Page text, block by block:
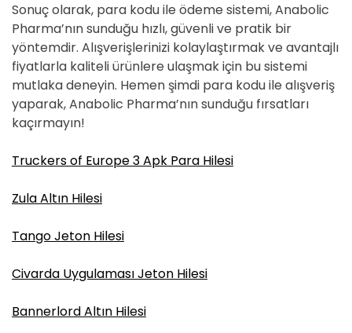
Sonuç olarak, para kodu ile ödeme sistemi, Anabolic
Pharma’nın sunduğu hızlı, güvenli ve pratik bir
yöntemdir. Alışverişlerinizi kolaylaştırmak ve avantajlı
fiyatlarla kaliteli ürünlere ulaşmak için bu sistemi
mutlaka deneyin. Hemen şimdi para kodu ile alışveriş
yaparak, Anabolic Pharma’nın sunduğu fırsatları
kaçırmayın!
Truckers of Europe 3 Apk Para Hilesi
Zula Altın Hilesi
Tango Jeton Hilesi
Civarda Uygulaması Jeton Hilesi
Bannerlord Altın Hilesi